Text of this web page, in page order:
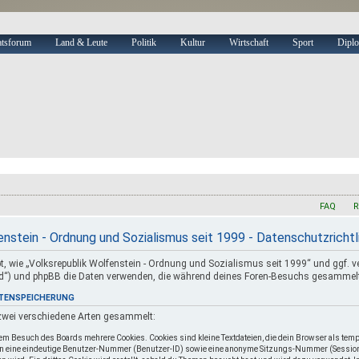
Land & Leute Politik Kultur Wirtschaft Sport
FAQ
- Ordnung und Sozialismus seit 1999 -
wie „Volksrepublik Wolfenstein - Ordnung und Sozialismus seit 1999“ und ggf.
und phpBB die Daten verwenden, die während deines Foren-Besuchs
verschiedene Arten gesammelt:
Besuch des Boards mehrere Cookies. Cookies sind kleine Textdateien, die dein Browser als
eine eindeutige Benutzer-Nummer (Benutzer-ID) sowie eine anonyme Sitzungs-Nummer